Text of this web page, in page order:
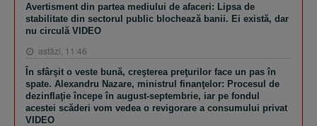
Avertisment din partea mediului de afaceri: Lipsa de
stabilitate din sectorul public blochează banii. Ei există, dar
nu circulă VIDEO
astăzi, 11:46
În sfârşit o veste bună, creşterea preţurilor face un pas în
spate. Alexandru Nazare, ministrul finanţelor: Procesul de
dezinflaţie începe în august-septembrie, iar pe fondul
acestei scăderi vom vedea o revigorare a consumului privat
VIDEO